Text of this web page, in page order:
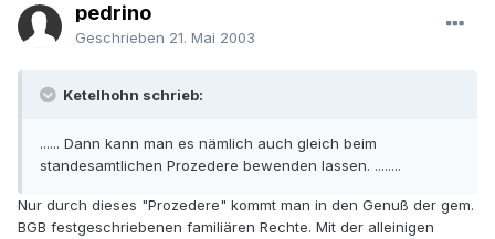
pedrino
Geschrieben 21. Mai 2003
Ketelhohn schrieb:
...... Dann kann man es nämlich auch gleich beim
standesamtlichen Prozedere bewenden lassen. ........
Nur durch dieses "Prozedere" kommt man in den Genuß der gem.
BGB festgeschriebenen familiären Rechte. Mit der alleinigen